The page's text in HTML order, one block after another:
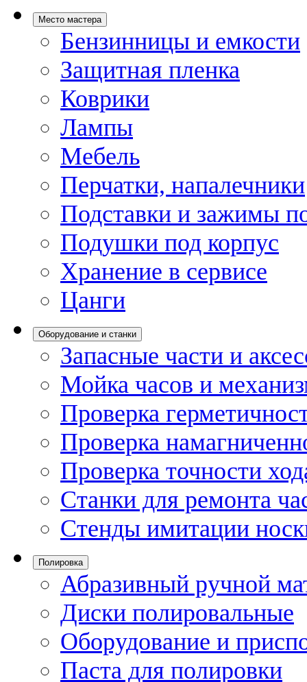
Место мастера
Бензинницы и емкости
Защитная пленка
Коврики
Лампы
Мебель
Перчатки, напалечники
Подставки и зажимы
Подушки под корпус
Хранение в сервисе
Цанги
Оборудование и станки
Запасные части и
Мойка часов и
Проверка
Проверка
Проверка точности
Станки для ремонта
Стенды имитации
Полировка
Абразивный ручной
Диски полировальные
Оборудование и
Паста для полировки